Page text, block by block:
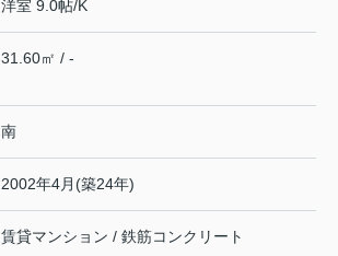
洋室 9.0帖/K
31.60㎡ / -
南
2002年4月(築24年)
賃貸マンション / 鉄筋コンクリート